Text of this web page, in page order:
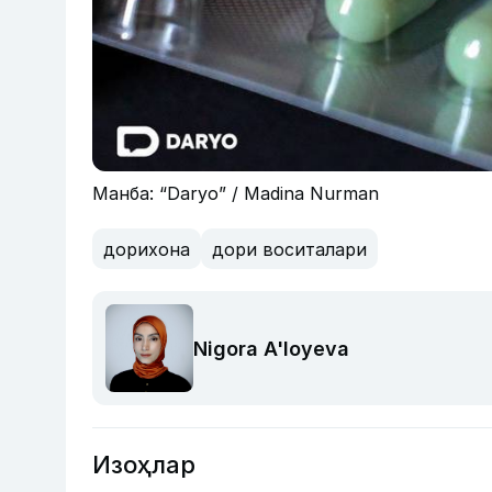
Манба: “Daryo” / Madina Nurman
дорихона дори воситалари
Nigora A'loyeva
Изоҳлар